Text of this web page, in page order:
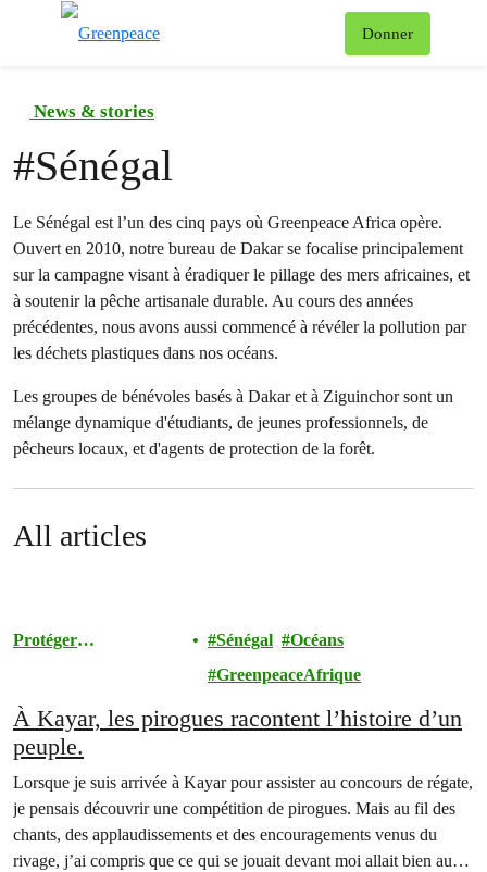
Donner
News & stories
#Sénégal
Le Sénégal est l’un des cinq pays où Greenpeace Africa opère.
Ouvert en 2010, notre bureau de Dakar se focalise principalement
sur la campagne visant à éradiquer le pillage des mers africaines, et
à soutenir la pêche artisanale durable. Au cours des années
précédentes, nous avons aussi commencé à révéler la pollution par
les déchets plastiques dans nos océans.
Les groupes de bénévoles basés à Dakar et à Ziguinchor sont un
mélange dynamique d'étudiants, de jeunes professionnels, de
pêcheurs locaux, et d'agents de protection de la forêt.
All articles
Protéger
Sénégal
Océans
GreenpeaceAfrique
À Kayar, les pirogues racontent l’histoire d’un
peuple.
Lorsque je suis arrivée à Kayar pour assister au concours de régate,
je pensais découvrir une compétition de pirogues. Mais au fil des
chants, des applaudissements et des encouragements venus du
rivage, j’ai compris que ce qui se jouait devant moi allait bien au-